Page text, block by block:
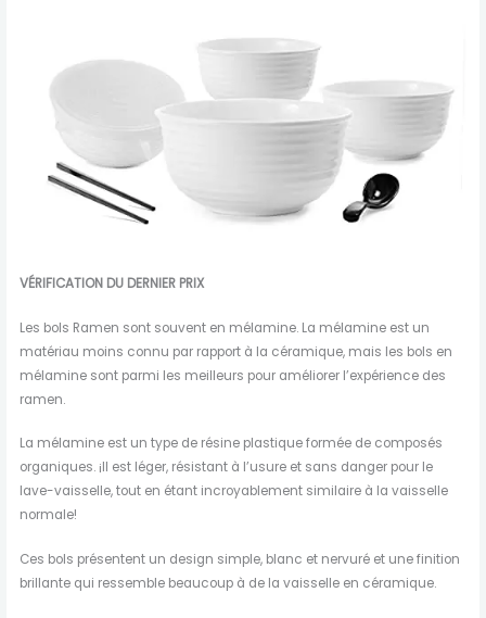
VÉRIFICATION DU DERNIER PRIX
Les bols Ramen sont souvent en mélamine. La mélamine est un
matériau moins connu par rapport à la céramique, mais les bols en
mélamine sont parmi les meilleurs pour améliorer l’expérience des
ramen.
La mélamine est un type de résine plastique formée de composés
organiques. ¡Il est léger, résistant à l’usure et sans danger pour le
lave-vaisselle, tout en étant incroyablement similaire à la vaisselle
normale!
Ces bols présentent un design simple, blanc et nervuré et une finition
brillante qui ressemble beaucoup à de la vaisselle en céramique.